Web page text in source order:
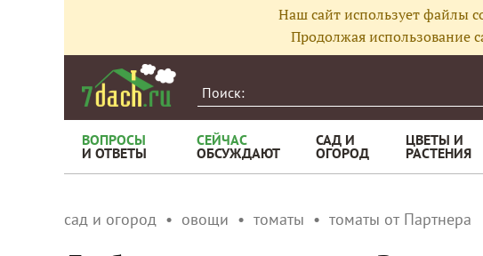
Наш сайт использует файлы
Продолжая использование
ВОПРОСЫ
И ОТВЕТЫ
СЕЙЧАС
ОБСУЖДАЮТ
САД И
ОГОРОД
ЦВЕТЫ И
РАСТЕНИЯ
сад и огород овощи томаты томаты от Партнера